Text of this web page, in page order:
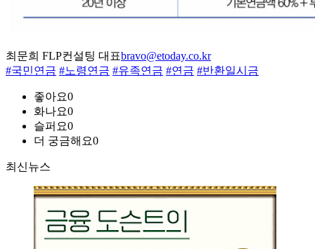
최문희 FLP컨설팅 대표bravo@etoday.co.kr
#국민연금 #노령연금 #유족연금 #연금 #반환일시금
좋아요0
화나요0
슬퍼요0
더 궁금해요0
최신뉴스